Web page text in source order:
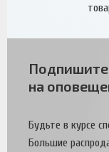
на
Будьте в курсе
Большие